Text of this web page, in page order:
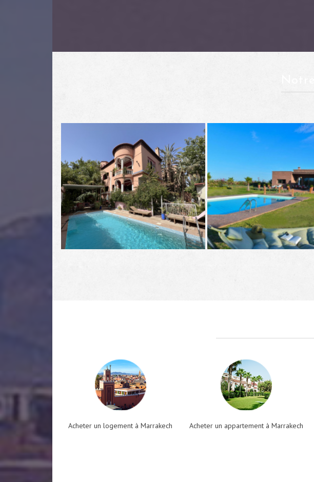
Acheter un logement à Marrakech Acheter un appartement à Marrakech